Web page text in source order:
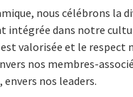
nous célébrons la
intégrée dans notre
valorisée et le respect
nos membres-
nos leaders.